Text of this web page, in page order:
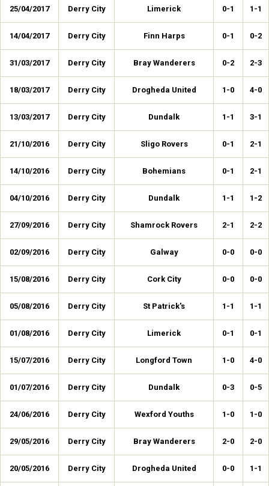
25/04/2017 Derry City Limerick 0-1 1-1
14/04/2017 Derry City Finn Harps 0-1 0-2
31/03/2017 Derry City Bray Wanderers 0-2 2-3
18/03/2017 Derry City Drogheda United 1-0 4-0
13/03/2017 Derry City Dundalk 1-1 3-1
21/10/2016 Derry City Sligo Rovers 0-1 2-1
14/10/2016 Derry City Bohemians 0-1 2-1
04/10/2016 Derry City Dundalk 1-1 1-2
27/09/2016 Derry City Shamrock Rovers 2-1 2-2
02/09/2016 Derry City Galway 0-0 0-0
15/08/2016 Derry City Cork City 0-0 0-0
05/08/2016 Derry City St Patrick's 1-1 1-1
01/08/2016 Derry City Limerick 0-1 0-1
15/07/2016 Derry City Longford Town 1-0 4-0
01/07/2016 Derry City Dundalk 0-3 0-5
24/06/2016 Derry City Wexford Youths 1-0 1-0
29/05/2016 Derry City Bray Wanderers 2-0 2-0
20/05/2016 Derry City Drogheda United 0-0 1-1